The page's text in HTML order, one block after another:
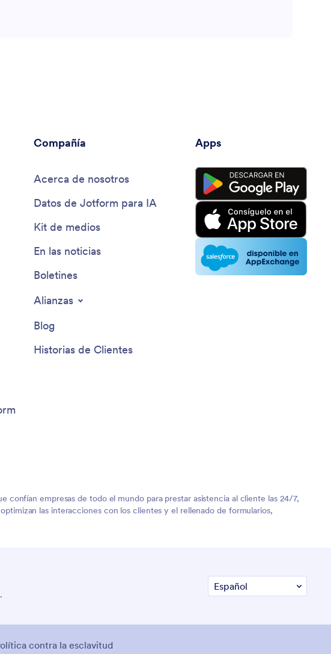
Compañía
Acerca de nosotros
Datos de Jotform para IA
Kit de medios
En las noticias
Boletines
Alianzas
Blog
Historias de Clientes
Apps
empresas de todo el mundo para prestar asistencia al cliente las 24/7,
las interacciones con los clientes y el rellenado de formularios,
contra la esclavitud